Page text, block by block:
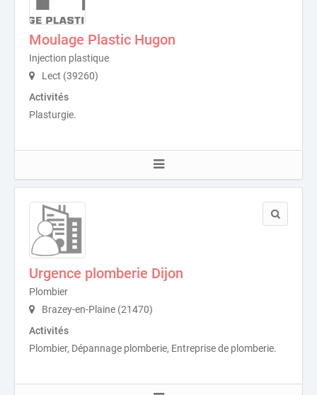
Moulage Plastic Hugon
Injection plastique
Lect (39260)
Activités
Plasturgie.
Urgence plomberie Dijon
Plombier
Brazey-en-Plaine (21470)
Activités
Plombier, Dépannage plomberie, Entreprise de plomberie.